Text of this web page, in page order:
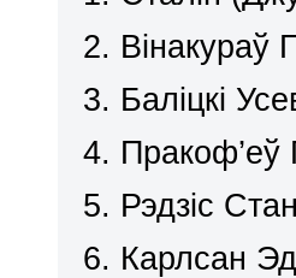
2. Вінакураў
3. Баліцкі
4. Пракоф’еў
5. Рэдзіс
6. Карлсан